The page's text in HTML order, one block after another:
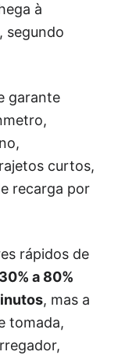
à
, segundo
garante
curtos,
recarga por
rápidos de
30% a 80%
, mas a
tomada,